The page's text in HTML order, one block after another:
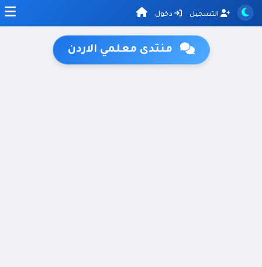
التسجيل دخول
منتدى معلمي الاردن